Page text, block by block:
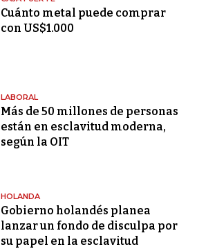
Cuánto metal puede comprar
con US$1.000
LABORAL
Más de 50 millones de personas
están en esclavitud moderna,
según la OIT
HOLANDA
Gobierno holandés planea
lanzar un fondo de disculpa por
su papel en la esclavitud